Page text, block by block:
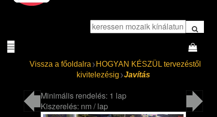
Vissza a főoldalra
HOGYAN KÉSZÜL tervezéstől
kivitelezésig
Javítás
Minimális rendelés: 1 lap
Kiszerelés: nm / lap